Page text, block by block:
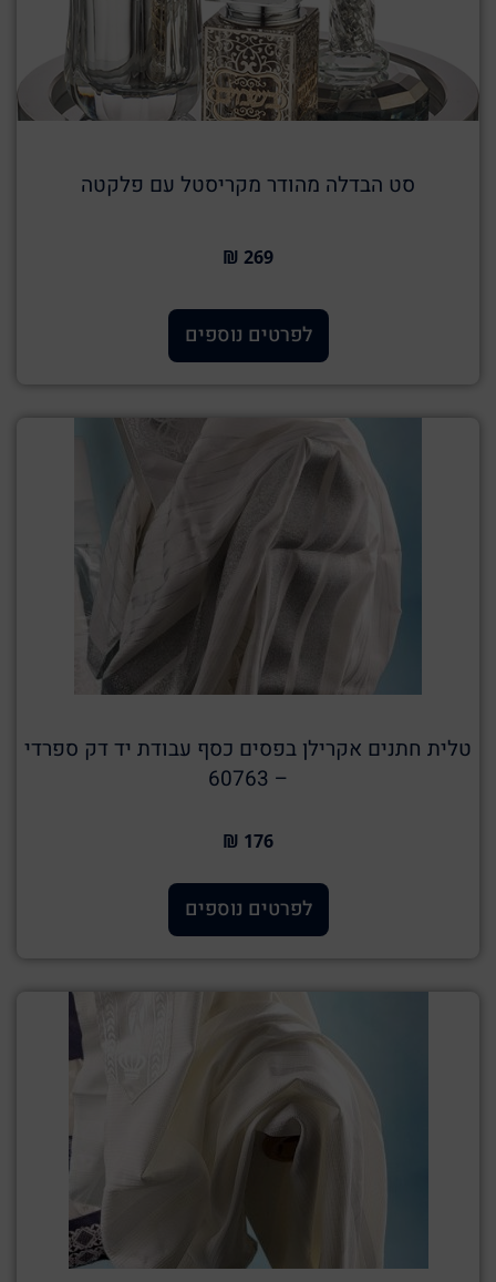
סט הבדלה מהודר מקריסטל עם פלקטה
269 ₪
לפרטים נוספים
טלית חתנים אקרילן בפסים כסף עבודת יד דק ספרדי
– 60763
176 ₪
לפרטים נוספים